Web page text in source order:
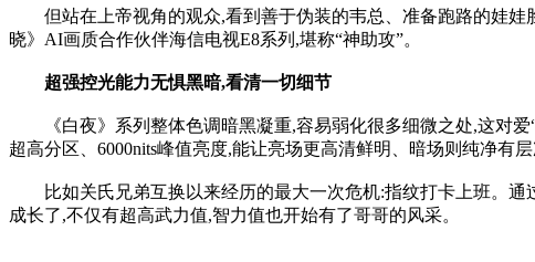
但站在上帝视角的观众,看到善于伪装的韦总、准备跑路的娃娃
晓》AI画质合作伙伴海信电视E8系列,堪称“神助攻”。
超强控光能力无惧黑暗,看清一切细节
《白夜》系列整体色调暗黑凝重,容易弱化很多细微之处,这对爱
超高分区、6000nits峰值亮度,能让亮场更高清鲜明、暗场则纯净有层
比如关氏兄弟互换以来经历的最大一次危机:指纹打卡上班。通
成长了,不仅有超高武力值,智力值也开始有了哥哥的风采。